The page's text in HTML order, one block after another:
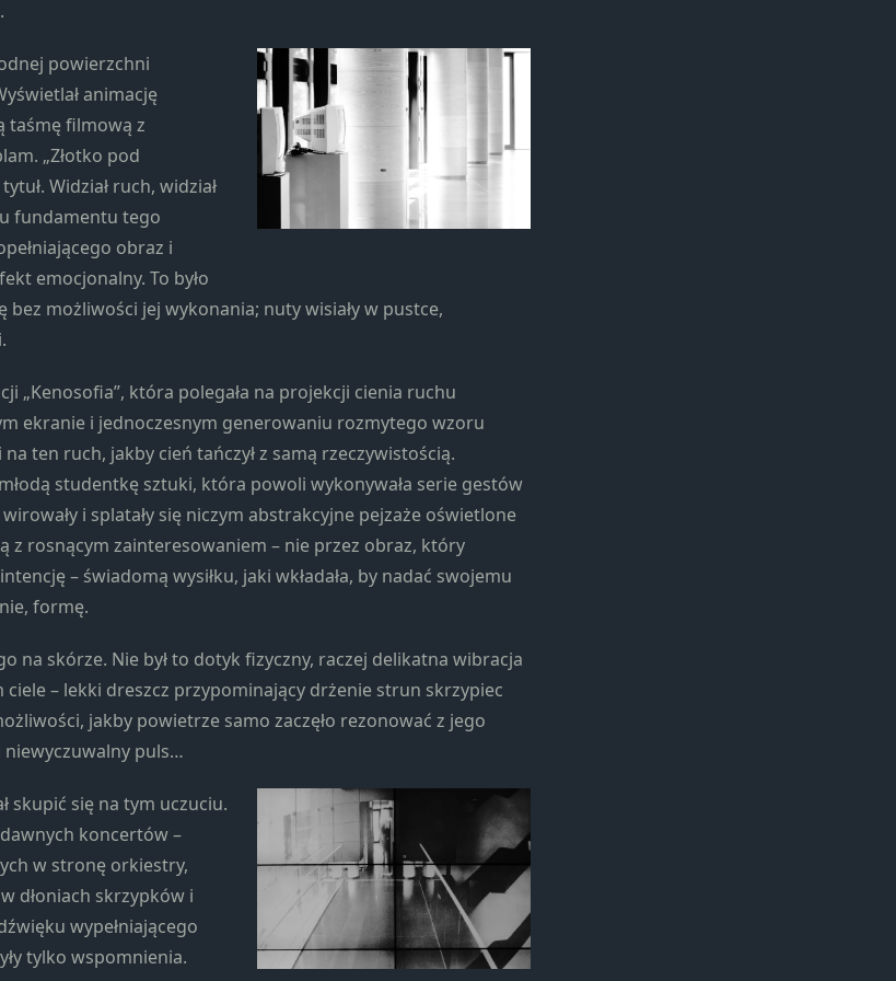
powierzchni
animację
taśmę filmową z
„Złotko pod
Widział ruch, widział
fundamentu tego
obraz i
emocjonalny. To było
możliwości jej wykonania; nuty wisiały w pustce,
„Kenosofia”, która polegała na projekcji cienia ruchu
ekranie i jednoczesnym generowaniu rozmytego wzoru
ten ruch, jakby cień tańczył z samą rzeczywistością.
studentkę sztuki, która powoli wykonywała serie gestów
i splatały się niczym abstrakcyjne pejzaże oświetlone
z rosnącym zainteresowaniem – nie przez obraz, który
– świadomą wysiłku, jaki wkładała, by nadać swojemu
formę.
na skórze. Nie był to dotyk fizyczny, raczej delikatna wibracja
ciele – lekki dreszcz przypominający drżenie strun skrzypiec
jakby powietrze samo zaczęło rezonować z jego
niewyczuwalny puls…
skupić się na tym uczuciu.
koncertów –
w stronę orkiestry,
dłoniach skrzypków i
wypełniającego
tylko wspomnienia.
zainteresowania i
zachowania
odwiedzania naszej
strony, zwiększasz
zobaczenie
treści i ofert.